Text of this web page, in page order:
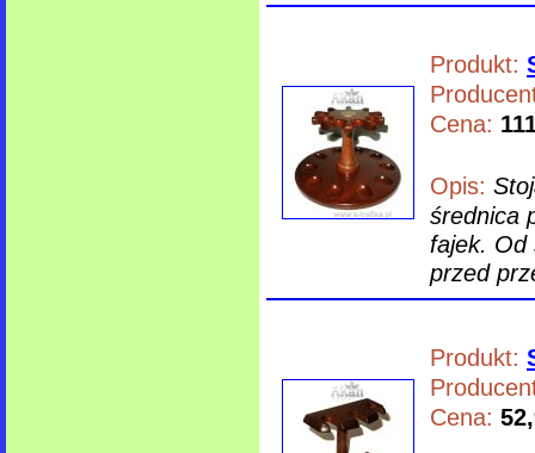
Produkt:
Cena:
Opis:
średnica
fajek. Od
przed
Produkt:
Cena: